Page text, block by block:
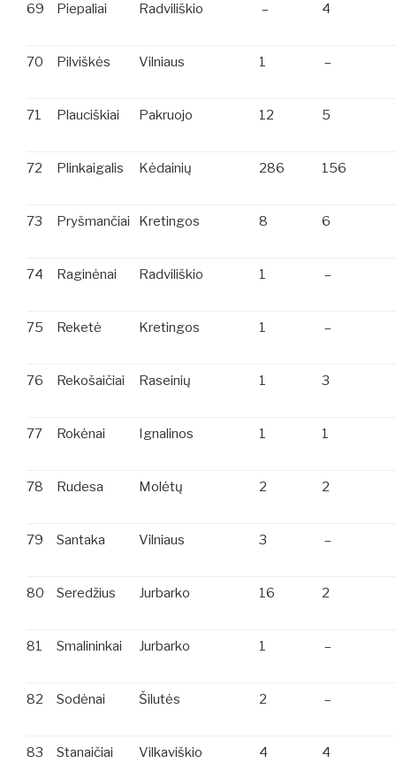
69 Piepaliai Radviliškio – 4
70 Pilviškės Vilniaus 1 –
71 Plauciškiai Pakruojo 12 5
72 Plinkaigalis Kėdainių 286 156
73 Pryšmančiai Kretingos 8 6
74 Raginėnai Radviliškio 1 –
75 Reketė Kretingos 1 –
76 Rekošaičiai Raseinių 1 3
77 Rokėnai Ignalinos 1 1
78 Rudesa Molėtų 2 2
79 Santaka Vilniaus 3 –
80 Seredžius Jurbarko 16 2
81 Smalininkai Jurbarko 1 –
82 Sodėnai Šilutės 2 –
83 Stanaičiai Vilkaviškio 4 4